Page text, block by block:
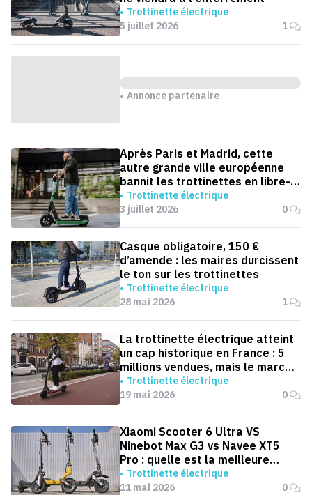
Trottinette électrique
5 juillet 2026
1
Annonce partenaire
Après Paris et Madrid, cette
autre grande ville européenne
bannit les trottinettes en libre-
service
Trottinette électrique
3 juillet 2026
0
Casque obligatoire, 150 €
d’amende : les maires durcissent
le ton sur les trottinettes
Trottinette électrique
28 mai 2026
1
La trottinette électrique atteint
un cap historique en France : 5
millions vendues, mais le marché
ralentit
Trottinette électrique
19 mai 2026
0
Xiaomi Scooter 6 Ultra VS
Ninebot Max G3 vs Navee XT5
Pro : quelle est la meilleure
trottinette pour aller au boulot ?
Trottinette électrique
11 mai 2026
0